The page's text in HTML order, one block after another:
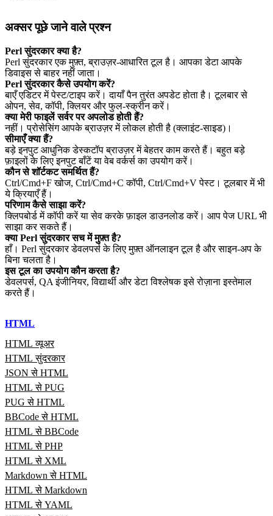
अक्सर पूछे जाने वाले प्रश्न
Perl सुंदरकार क्या है?
Perl सुंदरकार एक मुफ़्त, ब्राउज़र‑आधारित टूल है। आपका डेटा आपके
डिवाइस से बाहर नहीं जाता।
Perl सुंदरकार कैसे उपयोग करें?
बाएँ एडिटर में पेस्ट/टाइप करें। दायाँ पैन तुरंत अपडेट होता है। टूलबार से
ओपन, सेव, कॉपी, क्लियर और फुल‑स्क्रीन करें।
क्या मेरी फाइलें सर्वर पर अपलोड होती हैं?
नहीं। प्रोसेसिंग आपके ब्राउज़र में लोकल होती है (क्लाइंट‑साइड)।
सीमाएँ क्या हैं?
बड़े इनपुट आधुनिक डेस्कटॉप ब्राउज़र में बेहतर काम करते हैं। बहुत बड़े
फ़ाइलों के लिए इनपुट बाँटें या वेब वर्कर्स का उपयोग करें।
कौन से शॉर्टकट समर्थित हैं?
Ctrl/Cmd+F खोज, Ctrl/Cmd+C कॉपी, Ctrl/Cmd+V पेस्ट। टूलबार में भी
ये क्रियाएँ हैं।
परिणाम कैसे साझा करें?
क्लिपबोर्ड में कॉपी करें या सेव करके फ़ाइल डाउनलोड करें। आप पेज URL भी
साझा कर सकते हैं।
क्या Perl सुंदरकार सच में मुफ़्त है?
हाँ। Perl सुंदरकार डेवलपर्स के लिए मुफ़्त ऑनलाइन टूल है और साइन‑अप के
बिना चलता है।
इस टूल का उपयोग कौन करता है?
डेवलपर्स, QA इंजीनियर, विद्यार्थी और डेटा विश्लेषक इसे रोज़ाना इस्तेमाल
करते हैं।
HTML
HTML व्यूअर
HTML सुंदरकार
JSON से HTML
HTML से PUG
PUG से HTML
BBCode से HTML
HTML से BBCode
HTML से PHP
HTML से XML
Markdown से HTML
HTML से Markdown
HTML से YAML